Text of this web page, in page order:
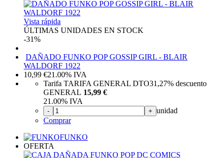
Vista rápida
ÚLTIMAS UNIDADES EN STOCK
-31%
DAÑADO FUNKO POP GOSSIP GIRL - BLAIR
WALDORF 1922
10,99 €21.00% IVA
Tarifa TARIFA GENERAL DTO31,27% descuento
GENERAL 15,99 €
21.00% IVA
- + unidad
Comprar
FUNKO
OFERTA